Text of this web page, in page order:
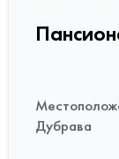
Дубрава